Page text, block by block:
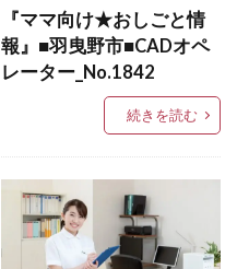
『ママ向け★おしごと情
報』■羽曳野市■CADオペ
レーター_No.1842
続きを読む